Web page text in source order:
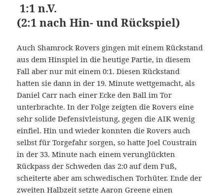
1:1 n.V.
(2:1 nach Hin- und Rückspiel)
Auch Shamrock Rovers gingen mit einem Rückstand
aus dem Hinspiel in die heutige Partie, in diesem
Fall aber nur mit einem 0:1. Diesen Rückstand
hatten sie dann in der 19. Minute wettgemacht, als
Daniel Carr nach einer Ecke den Ball im Tor
unterbrachte. In der Folge zeigten die Rovers eine
sehr solide Defensivleistung, gegen die AIK wenig
einfiel. Hin und wieder konnten die Rovers auch
selbst für Torgefahr sorgen, so hatte Joel Coustrain
in der 33. Minute nach einem verunglückten
Rückpass der Schweden das 2:0 auf dem Fuß,
scheiterte aber am schwedischen Torhüter. Ende der
zweiten Halbzeit setzte Aaron Greene einen